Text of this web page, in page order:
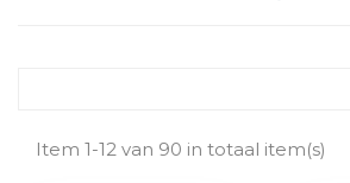
Item 1-12 van 90 in totaal item(s)